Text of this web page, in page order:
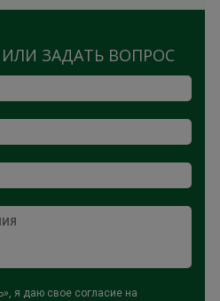
ЗАДАТЬ ВОПРОС
я даю свое согласие на